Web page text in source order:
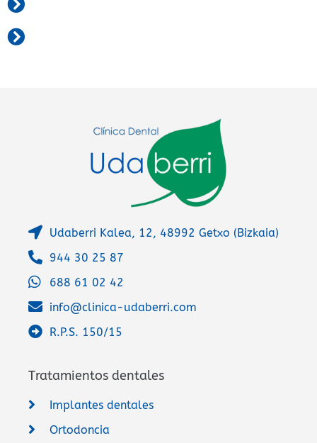
Udaberri Kalea, 12, 48992 Getxo (Bizkaia)
944 30 25 87
688 61 02 42
info@clinica-udaberri.com
R.P.S. 150/15
Tratamientos dentales
Implantes dentales
Ortodoncia